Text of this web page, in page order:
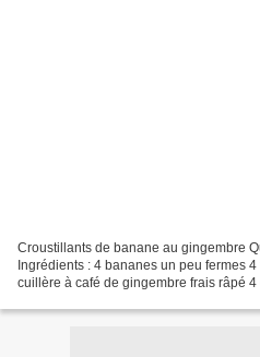
Croustillants de banane au gingembre
Ingrédients : 4 bananes un peu fermes
cuillère à café de gingembre frais râpé